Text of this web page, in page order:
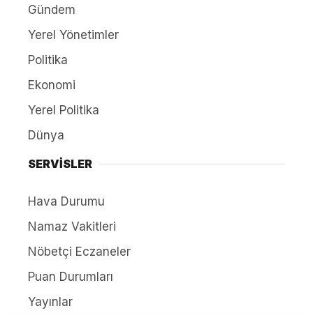
Gündem
Yerel Yönetimler
Politika
Ekonomi
Yerel Politika
Dünya
SERVİSLER
Hava Durumu
Namaz Vakitleri
Nöbetçi Eczaneler
Puan Durumları
Yayınlar